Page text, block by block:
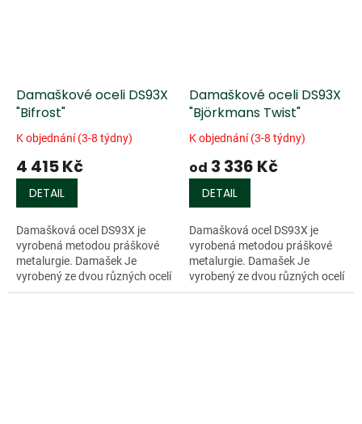
Damaškové oceli DS93X
"Bifrost"
K objednání (3-8 týdny)
4 415 Kč
DETAIL
Damašková ocel DS93X je
vyrobená metodou práškové
metalurgie. Damašek Je
vyrobený ze dvou různých ocelí
o různých třídách
Damaškové oceli DS93X
"Björkmans Twist"
K objednání (3-8 týdny)
od 3 336 Kč
DETAIL
Damašková ocel DS93X je
vyrobená metodou práškové
metalurgie. Damašek Je
vyrobený ze dvou různých ocelí
o různých třídách